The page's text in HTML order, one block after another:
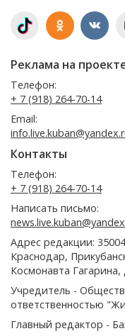
Реклама на
Телефон:
+ 7 (918) 264-70-14
Email:
Контакты
Телефон:
+ 7 (918) 264-70-14
Написать письмо:
Адрес редакции:
Краснодар,
Космонавта
Учредитель -
ответственностью
Главный редактор -